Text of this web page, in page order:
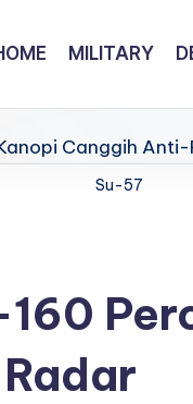
MILITARY
Su-57